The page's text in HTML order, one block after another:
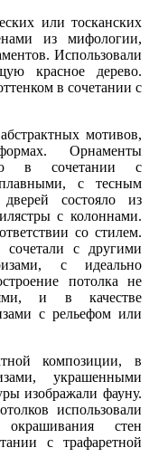
или тосканских
из мифологии,
Использовали
красное дерево.
в сочетании с
мотивов,
Орнаменты
в сочетании с
с тесным
состояло из
с колоннами.
со стилем.
с другими
с идеально
потолка не
и в качестве
с рельефом или
композиции, в
украшенными
изображали фауну.
использовали
стен
с трафаретной